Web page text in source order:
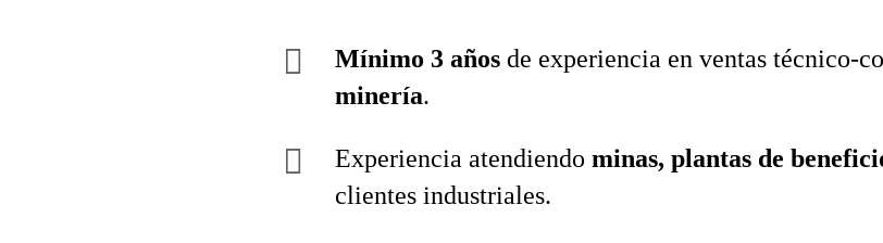
Mínimo 3 años de experiencia en ventas
minería.
Experiencia atendiendo minas, plantas de
clientes industriales.